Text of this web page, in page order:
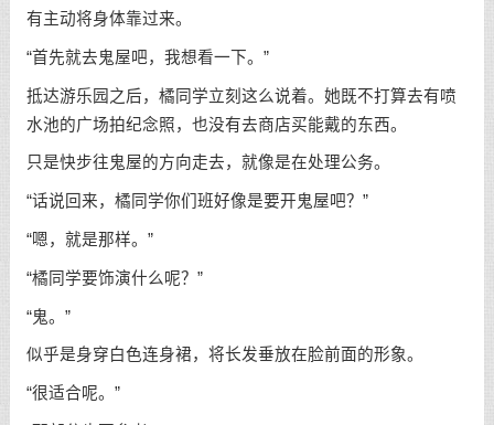
有主动将身体靠过来。
“首先就去鬼屋吧，我想看一下。”
抵达游乐园之后，橘同学立刻这么说着。她既不打算去有喷
水池的广场拍纪念照，也没有去商店买能戴的东西。
只是快步往鬼屋的方向走去，就像是在处理公务。
“话说回来，橘同学你们班好像是要开鬼屋吧？”
“嗯，就是那样。”
“橘同学要饰演什么呢？”
“鬼。”
似乎是身穿白色连身裙，将长发垂放在脸前面的形象。
“很适合呢。”